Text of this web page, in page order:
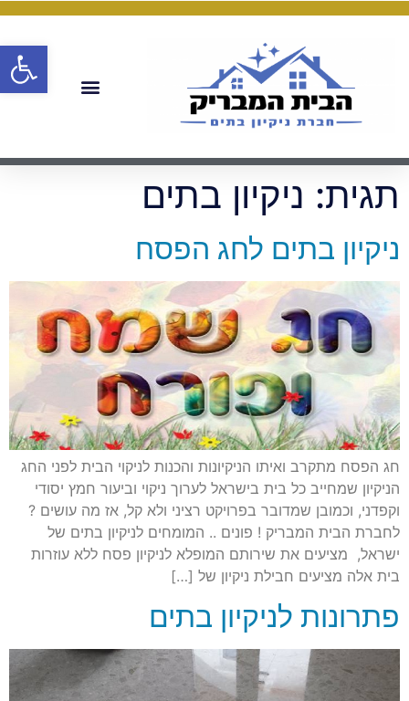
תגית: ניקיון בתים
ניקיון בתים לחג הפסח
חג הפסח מתקרב ואיתו הניקיונות והכנות לניקוי הבית לפני החג
הניקיון שמחייב כל בית בישראל לערוך ניקוי וביעור חמץ יסודי
וקפדני, וכמובן שמדובר בפרויקט רציני ולא קל, אז מה עושים ?
לחברת הבית המבריק ! פונים .. המומחים לניקיון בתים של
ישראל, מציעים את שירותם המופלא לניקיון פסח ללא עוזרות
בית אלה מציעים חבילת ניקיון של […]
פתרונות לניקיון בתים